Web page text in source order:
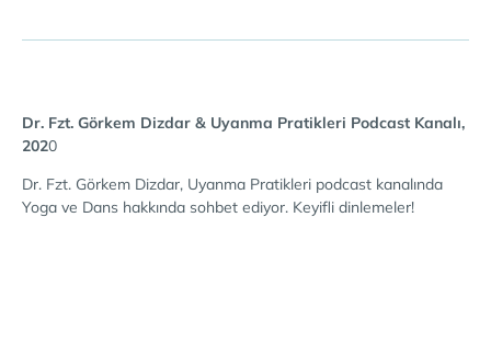
Dr. Fzt. Görkem Dizdar & Uyanma Pratikleri Podcast Kanalı,
2020
Dr. Fzt. Görkem Dizdar, Uyanma Pratikleri podcast kanalında
Yoga ve Dans hakkında sohbet ediyor. Keyifli dinlemeler!